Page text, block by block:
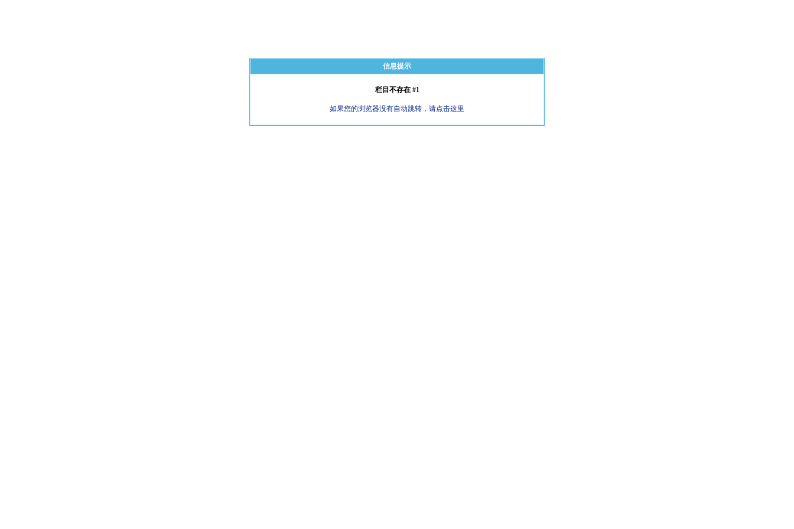
信息提示
栏目不存在 #1
如果您的浏览器没有自动跳转，请点击这里